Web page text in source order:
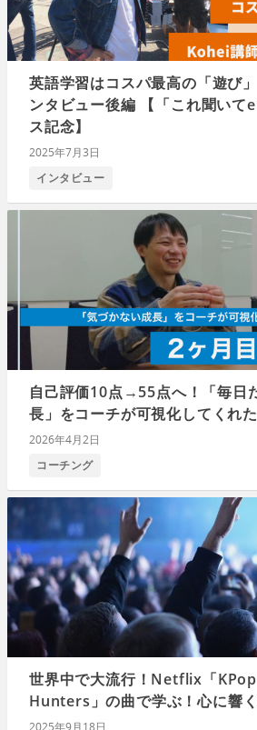
英語学習はコスパ最高の「遊び
ンタビュー後編 【「これ聞いて
ス記念】
2025年7月3日
インタビュー
自己評価10点→55点へ！「毎日
長」をコーチが可視化してくれ
2026年4月2日
コーチング
世界中で大流行！Netflix「
Hunters」の曲で学ぶ！心に響
2025年9月18日